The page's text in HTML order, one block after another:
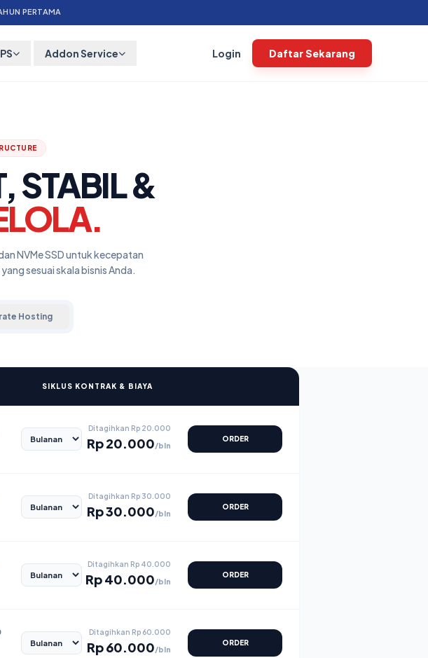
PERTAMA
Addon Service Login Daftar Sekarang
STABIL &
NVMe SSD untuk kecepatan
sesuai skala bisnis Anda.
Hosting
SIKLUS KONTRAK & BIAYA
Ditagihkan Rp 20.000
Rp20.000/bln
ORDER
Ditagihkan Rp 30.000
Rp30.000/bln
ORDER
Ditagihkan Rp 40.000
Rp40.000/bln
ORDER
Ditagihkan Rp 60.000
Rp60.000/bln
ORDER